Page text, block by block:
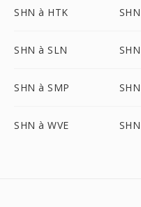
SHN à HTK
SHN à SLN
SHN à SMP
SHN à WVE